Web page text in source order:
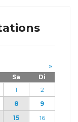
»
Sa
Di
1
2
8
9
15
16